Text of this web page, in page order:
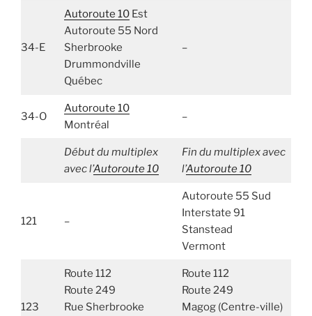
34-E
Autoroute 10Est
Autoroute 55 Nord
Sherbrooke
Drummondville
Québec
–
34-O
Autoroute 10
Montréal
–
Début du multiplex
avecl’Autoroute 10
Fin du multiplex avec
l’Autoroute 10
121 –
Autoroute 55 Sud
Interstate 91
Stanstead
Vermont
123
Route 112
Route 249
Rue Sherbrooke
Route 112
Route 249
Magog (Centre-ville)